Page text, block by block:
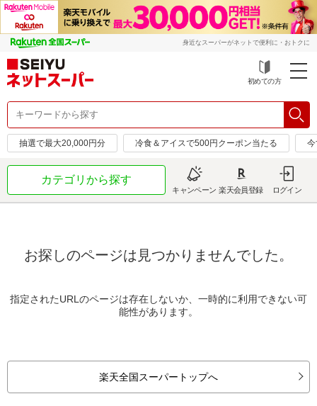
身近なスーパーがネットで便利に・おトクに
初めての方
抽選で最大20,000円分 冷食＆アイスで500円クーポン当たる
カテゴリから探す
キャンペーン 楽天会員登録 ログイン
お探しのページは見つかりませんでした。
指定されたURLのページは存在しないか、一時的に利用できない可
能性があります。
楽天全国スーパートップへ